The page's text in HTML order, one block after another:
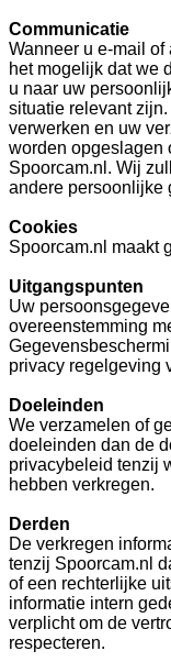
Communicatie
Wanneer u e-mail
het mogelijk dat we
u naar uw
situatie relevant
verwerken en uw
worden opgeslagen
Spoorcam.nl. Wij
andere persoonlijke
Cookies
Spoorcam.nl maakt
Uitgangspunten
Uw
overeenstemming
privacy regelgeving
Doeleinden
We verzamelen of
doeleinden dan de
privacybeleid tenzij
hebben verkregen.
Derden
De verkregen
tenzij Spoorcam.nl
of een rechterlijke
informatie intern
verplicht om de
respecteren.